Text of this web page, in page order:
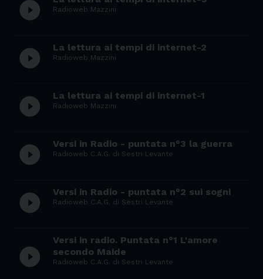
play_circle_filled Radioweb Mazzini
play_circle_filled La lettura ai tempi di internet-2
Radioweb Mazzini
play_circle_filled La lettura ai tempi di internet-1
Radioweb Mazzini
play_circle_filled Versi in Radio - puntata n°3 la guerra
Radioweb C.A.G. di Sestri Levante
play_circle_filled Versi in Radio - puntata n°2 sui sogni
Radioweb C.A.G. di Sestri Levante
play_circle_filled
Versi in radio. Puntata n°1 L'amore
secondo Maide
Radioweb C.A.G. di Sestri Levante